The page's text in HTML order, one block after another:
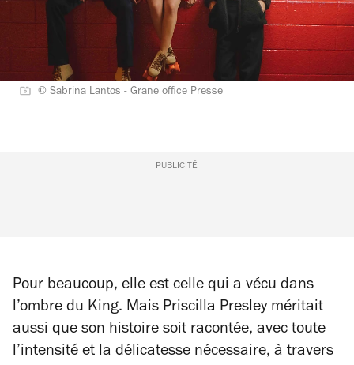
© Sabrina Lantos - Grane office Presse
PUBLICITÉ
Pour beaucoup, elle est celle qui a vécu dans
l’ombre du King. Mais Priscilla Presley méritait
aussi que son histoire soit racontée, avec toute
l’intensité et la délicatesse nécessaire, à travers